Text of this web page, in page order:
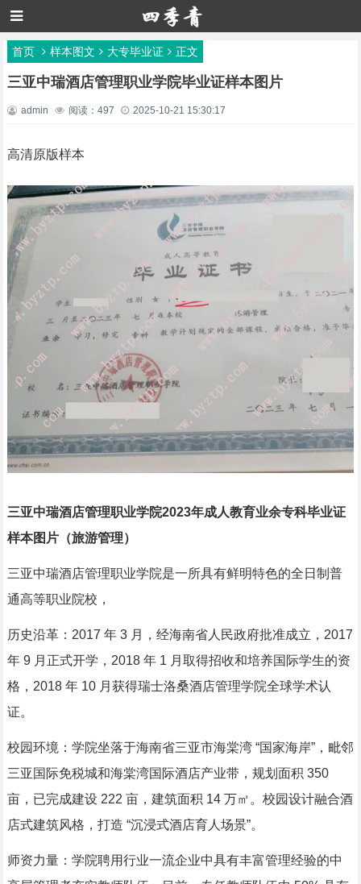
首页 样本图文 大专毕业证 正文
三亚中瑞酒店管理职业学院毕业证样本图片
admin 阅读：497 2025-10-21 15:30:17
高清原版样本
三亚中瑞酒店管理职业学院2023年成人教育业余专科毕业证
样本图片（旅游管理）
三亚中瑞酒店管理职业学院是一所具有鲜明特色的全日制普
通高等职业院校，
历史沿革：2017 年 3 月，经海南省人民政府批准成立，2017
年 9 月正式开学，2018 年 1 月取得招收和培养国际学生的资
格，2018 年 10 月获得瑞士洛桑酒店管理学院全球学术认
证。
校园环境：学院坐落于海南省三亚市海棠湾 “国家海岸”，毗邻
三亚国际免税城和海棠湾国际酒店产业带，规划面积 350
亩，已完成建设 222 亩，建筑面积 14 万㎡。校园设计融合酒
店式建筑风格，打造 “沉浸式酒店育人场景”。
师资力量：学院聘用行业一流企业中具有丰富管理经验的中